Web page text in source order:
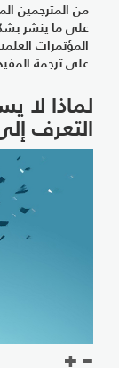
ما ينشر بشكل
العلمية
ترجمة المفيد منها.
لا
إلى